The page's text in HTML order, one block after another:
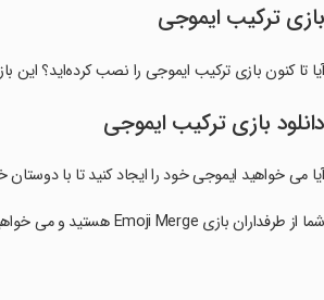
بازی ترکیب ایموجی
آیا تا کنون بازی ترکیب ایموجی را نصب کرده‌اید؟
دانلود بازی ترکیب ایموجی
آیا می خواهید ایموجی خود را ایجاد کنید تا با دوستان
‏شما از طرفداران بازی Emoji Merge هستید و می خواهید آن را بازی کنید؟